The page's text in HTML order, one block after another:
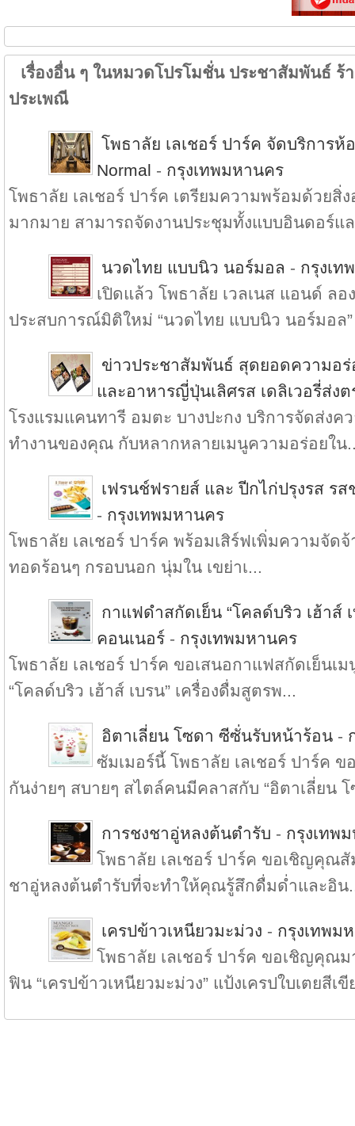
เรื่องอื่น ๆ ในหมวดโปรโมชั่น ประชาสัมพันธ์ ร้
ประเพณี
โพธาลัย เลเชอร์ ปาร์ค จัดบริการห้
Normal - กรุงเทพมหานคร
โพธาลัย เลเชอร์ ปาร์ค เตรียมความพร้อมด้วยสิ่
มากมาย สามารถจัดงานประชุมทั้งแบบอินดอร์แ
นวดไทย แบบนิว นอร์มอล - กรุงเท
เปิดแล้ว โพธาลัย เวลเนส แอนด์ ล
ประสบการณ์มิติใหม่ “นวดไทย แบบนิว นอร์มอล
ข่าวประชาสัมพันธ์ สุดยอดความอร่
และอาหารญี่ปุ่นเลิศรส เดลิเวอรี่ส่ง
โรงแรมแคนทารี อมตะ บางปะกง บริการจัดส่งค
ทำงานของคุณ กับหลากหลายเมนูความอร่อยใน
เฟรนช์ฟรายส์ และ ปีกไก่ปรุงรส รส
- กรุงเทพมหานคร
โพธาลัย เลเชอร์ ปาร์ค พร้อมเสิร์ฟเพิ่มความจัด
ทอดร้อนๆ กรอบนอก นุ่มใน เขย่าเ...
กาแฟดำสกัดเย็น “โคลด์บริว เฮ้าส์
คอนเนอร์ - กรุงเทพมหานคร
โพธาลัย เลเชอร์ ปาร์ค ขอเสนอกาแฟสกัดเย็นเ
“โคลด์บริว เฮ้าส์ เบรน” เครื่องดื่มสูตรพ...
อิตาเลี่ยน โซดา ซีซั่นรับหน้าร้อน -
ซัมเมอร์นี้ โพธาลัย เลเชอร์ ปาร์ค
กันง่ายๆ สบายๆ สไตล์คนมีคลาสกับ “อิตาเลี่ยน
การชงชาอู่หลงต้นตำรับ - กรุงเทพ
โพธาลัย เลเชอร์ ปาร์ค ขอเชิญคุณ
ชาอู่หลงต้นตำรับที่จะทำให้คุณรู้สึกดื่มด่ำและอิน
เครปข้าวเหนียวมะม่วง - กรุงเทพม
โพธาลัย เลเชอร์ ปาร์ค ขอเชิญคุณ
ฟิน “เครปข้าวเหนียวมะม่วง” แป้งเครปใบเตยสีเขี